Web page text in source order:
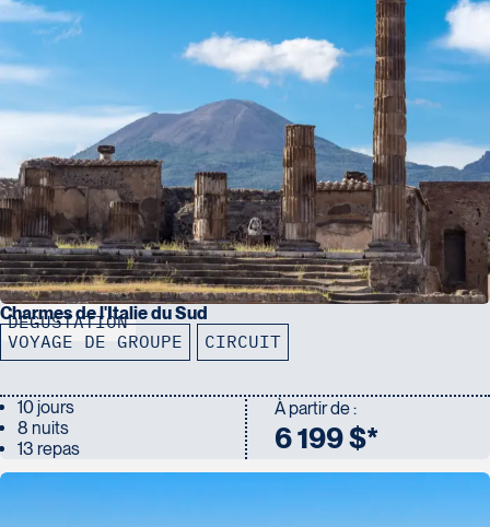
DÉGUSTATION
Charmes de l'Italie du Sud
VOYAGE DE GROUPE CIRCUIT
10 jours
8 nuits
13 repas
À partir de :
6 199 $*